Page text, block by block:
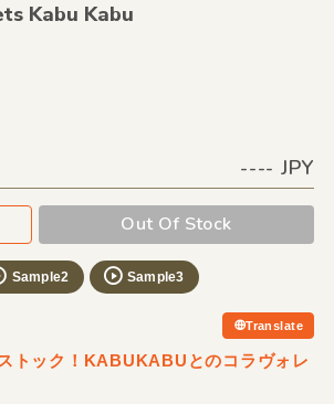
Kabu Kabu
---- JPY
Out Of Stock
Sample2 Sample3
Translate
トック！KABUKABUとのコラヴォレ